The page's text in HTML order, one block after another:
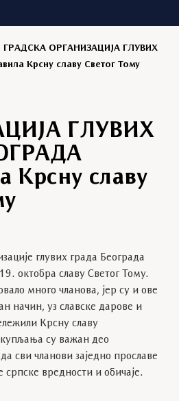
ГРАДСКА ОРГАНИЗАЦИЈА ГЛУВИХ
Крсну славу Светог Тому
ГЛУВИХ
Крсну славу
глувих града Београда
октобра славу Светог Тому.
много чланова, јер су и ове
начин, уз славске дарове и
Крсну славу
су важан део
сви чланови заједно прославе
вредности и обичаје.